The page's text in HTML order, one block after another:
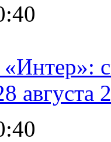
августа